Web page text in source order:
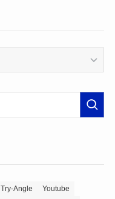
Try-Angle
Youtube